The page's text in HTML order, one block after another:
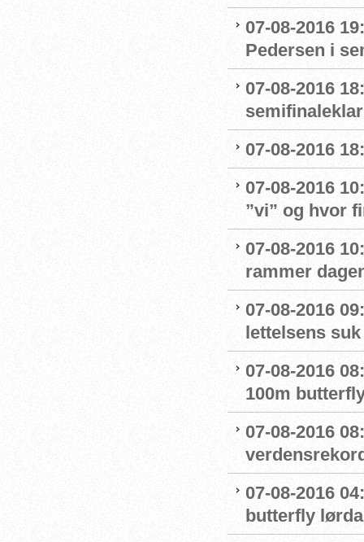
07-08-2016
Pedersen i
07-08-2016
07-08-2016
07-08-2016
”vi” og hvor
07-08-2016
rammer
07-08-2016
lettelsens
07-08-2016
100m
07-08-2016
07-08-2016
butterfly